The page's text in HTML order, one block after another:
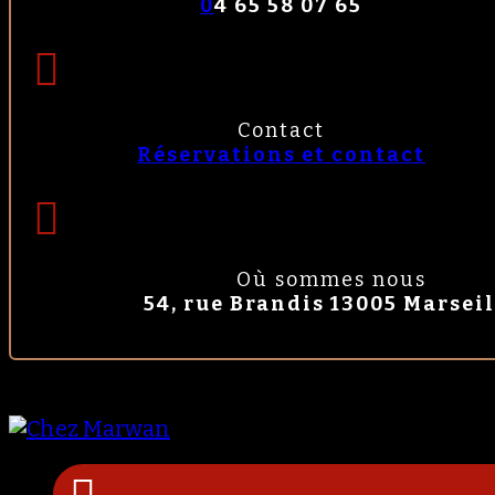
04 65 58 07 65
Contact
Réservations et contact
Où sommes nous
54, rue Brandis 13005